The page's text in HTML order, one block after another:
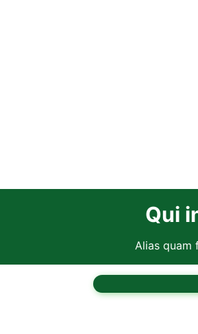
Qui
Alias quam